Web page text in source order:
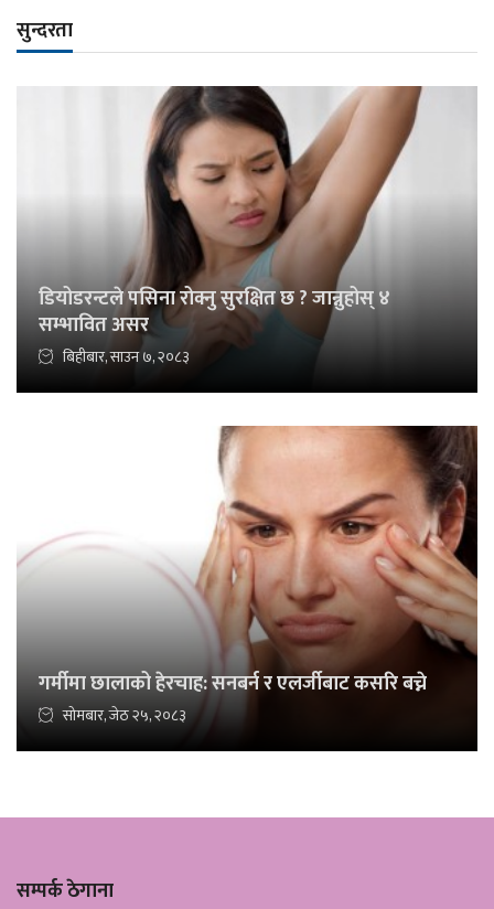
सुन्दरता
डियोडरन्टले पसिना रोक्नु सुरक्षित छ ? जान्नुहोस् ४
सम्भावित असर
बिहीबार, साउन ७, २०८३
गर्मीमा छालाको हेरचाह: सनबर्न र एलर्जीबाट कसरि बच्ने
सोमबार, जेठ २५, २०८३
सम्पर्क ठेगाना